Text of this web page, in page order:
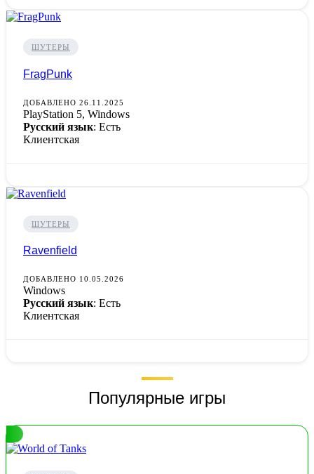
ШУТЕРЫ
FragPunk
ДОБАВЛЕНО 26.11.2025
PlayStation 5, Windows
Русский язык: Есть
Клиентская
ШУТЕРЫ
Ravenfield
ДОБАВЛЕНО 10.05.2026
Windows
Русский язык: Есть
Клиентская
Популярные игры